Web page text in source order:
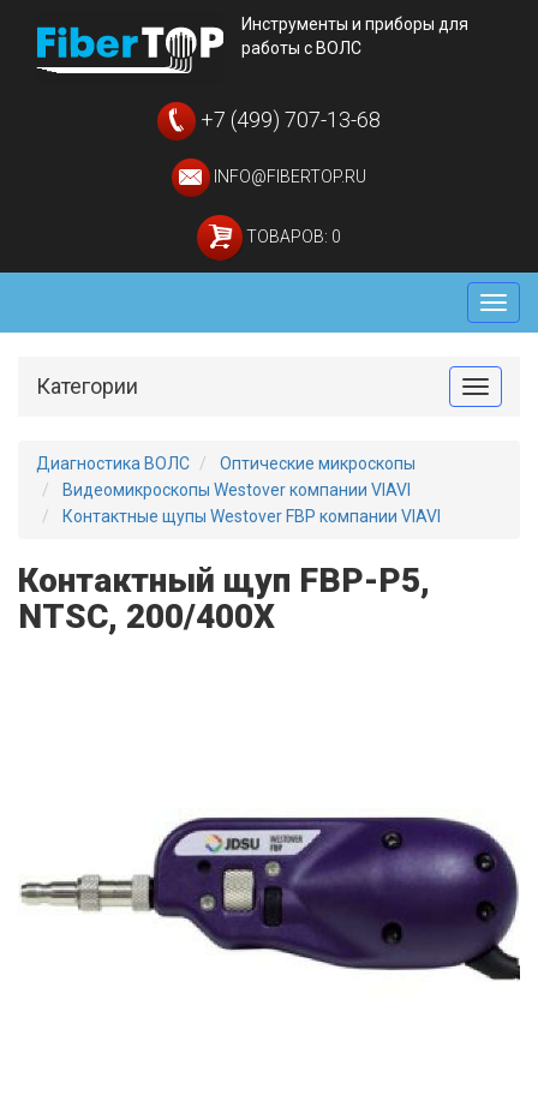
Инструменты и приборы для
работы с ВОЛС
+7 (499) 707-13-68
INFO@FIBERTOP.RU
ТОВАРОВ: 0
Меню
Toggle
Категории
Диагностика ВОЛС
Оптические микроскопы
Видеомикроскопы Westover компании VIAVI
Контактные щупы Westover FBP компании VIAVI
Контактный щуп FBP-P5,
NTSC, 200/400X